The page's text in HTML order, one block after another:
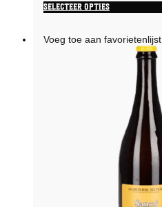
Selecteer opties
Voeg toe aan favorietenlijst